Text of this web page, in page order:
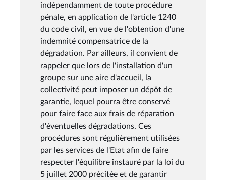
indépendamment de toute procédure
pénale, en application de l'article 1240
du code civil, en vue de l'obtention d'une
indemnité compensatrice de la
dégradation. Par ailleurs, il convient de
rappeler que lors de l'installation d'un
groupe sur une aire d'accueil, la
collectivité peut imposer un dépôt de
garantie, lequel pourra être conservé
pour faire face aux frais de réparation
d'éventuelles dégradations. Ces
procédures sont régulièrement utilisées
par les services de l'Etat afin de faire
respecter l'équilibre instauré par la loi du
5 juillet 2000 précitée et de garantir